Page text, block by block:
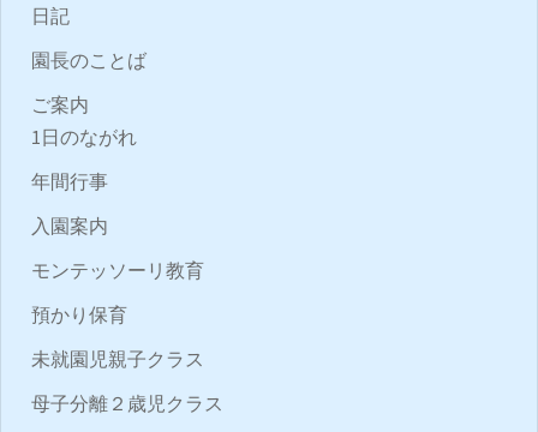
日記
園長のことば
ご案内
1日のながれ
年間行事
入園案内
モンテッソーリ教育
預かり保育
未就園児親子クラス
母子分離２歳児クラス